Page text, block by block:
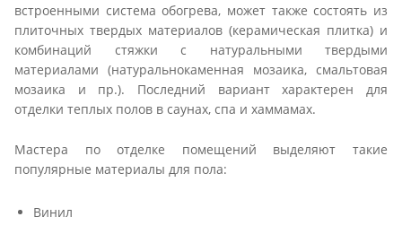
встроенными система обогрева, может также состоять из
плиточных твердых материалов (керамическая плитка) и
комбинаций стяжки с натуральными твердыми
материалами (натуральнокаменная мозаика, смальтовая
мозаика и пр.). Последний вариант характерен для
отделки теплых полов в саунах, спа и хаммамах.
Мастера по отделке помещений выделяют такие
популярные материалы для пола:
Винил